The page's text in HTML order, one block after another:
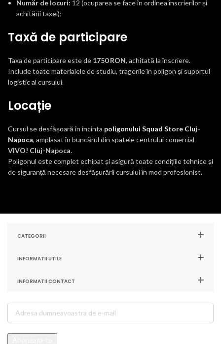
Număr de locuri: 12 (ocuparea se face în ordinea înscrierilor și
achitării taxei);
Taxă de participare
Taxa de participare este de 1750 RON, achitată la înscriere.
Include toate materialele de studiu, tragerile în poligon și suportul
logistic al cursului.
Locație
Cursul se desfășoară în incinta poligonului Squad Store Cluj-
Napoca, amplasat în buncărul din spatele centrului comercial
VIVO! Cluj-Napoca.
Poligonul este complet echipat și asigură toate condițiile tehnice și
de siguranță necesare desfășurării cursului în mod profesionist.
CATEGORII
INFORMATII UTILE
INFORMATII CONTACT